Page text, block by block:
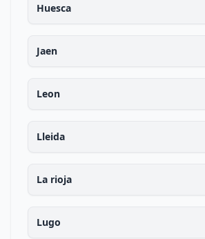
Huesca
Jaen
Leon
Lleida
La rioja
Lugo